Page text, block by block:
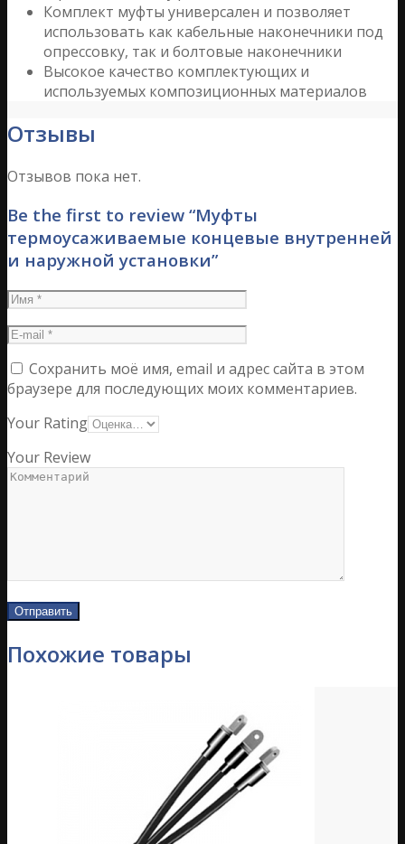
Комплект муфты универсален и позволяет
использовать как кабельные наконечники под
опрессовку, так и болтовые наконечники
Высокое качество комплектующих и
используемых композиционных материалов
Отзывы
Отзывов пока нет.
Be the first to review “Муфты
термоусаживаемые концевые внутренней
и наружной установки”
Сохранить моё имя, email и адрес сайта в этом
браузере для последующих моих комментариев.
Your Rating
Your Review
Похожие товары